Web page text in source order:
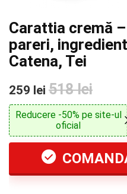
Carattia cremă
pareri,
Catena, Tei
259 lei 518 lei
Reducere -50% pe site-ul
oficial